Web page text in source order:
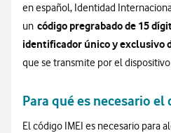
en español, Identidad
un código pregrabado de 15
identificador único y exclusivo
que se transmite por el
Para qué es necesario el
El código IMEI es necesario para